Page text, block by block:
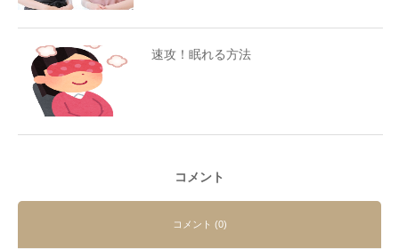
速攻！眠れる方法
コメント
コメント (0)